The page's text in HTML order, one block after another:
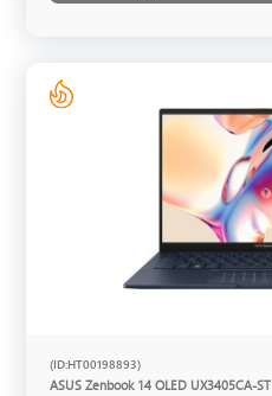
(ID:HT00198893)
ASUS Zenbook 14 OLED UX3405CA-